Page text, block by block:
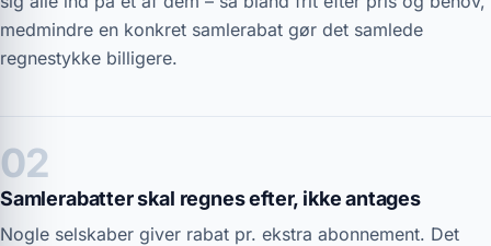
medmindre en konkret samlerabat gør det samlede
regnestykke billigere.
02
Samlerabatter skal regnes efter, ikke antages
Nogle selskaber giver rabat pr. ekstra abonnement. Det